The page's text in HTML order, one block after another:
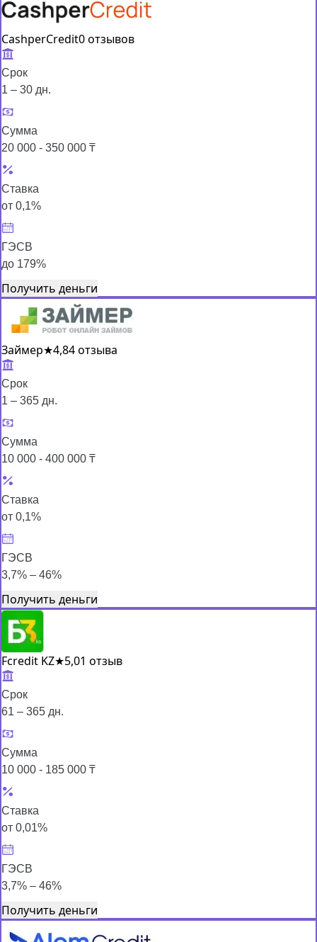
CashperCredit0 отзывов
Срок
1 – 30 дн.
Сумма
20 000 - 350 000 ₸
Ставка
от 0,1%
ГЭСВ
до 179%
Получить деньги
Займер★4,84 отзыва
Срок
1 – 365 дн.
Сумма
10 000 - 400 000 ₸
Ставка
от 0,1%
ГЭСВ
3,7% – 46%
Получить деньги
Fcredit KZ★5,01 отзыв
Срок
61 – 365 дн.
Сумма
10 000 - 185 000 ₸
Ставка
от 0,01%
ГЭСВ
3,7% – 46%
Получить деньги